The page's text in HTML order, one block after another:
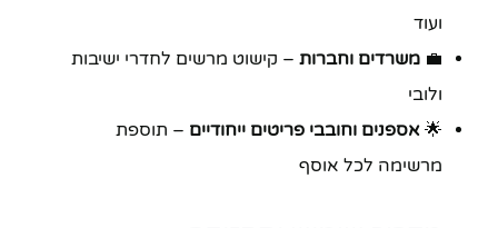
ועוד
💼 משרדים וחברות – קישוט מרשים לחדרי ישיבות
ולובי
🌟 אספנים וחובבי פריטים ייחודיים – תוספת
מרשימה לכל אוסף